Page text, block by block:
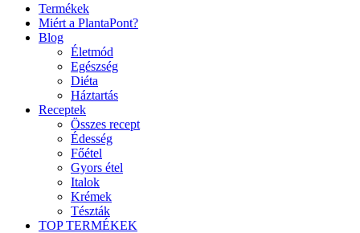
Termékek
Miért a PlantaPont?
Blog
Életmód
Egészség
Diéta
Háztartás
Receptek
Összes recept
Édesség
Főétel
Gyors étel
Italok
Krémek
Tészták
TOP TERMÉKEK